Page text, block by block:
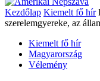
Kezdőlap Kiemelt fő hír
szerelemgyereke, az
Kiemelt fő hír
Magyarország
Vélemény